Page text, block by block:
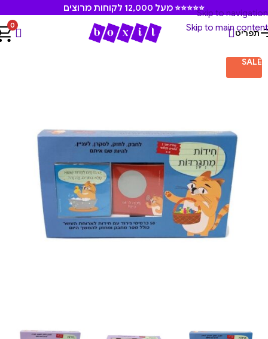
Skip to navigation
Skip to main content
⭐⭐⭐⭐⭐ מעל 12,000 לקוחות מרוצים
תפריט
0
עמוד הבית
משחקים ומוצרים חינוכיים
SALE